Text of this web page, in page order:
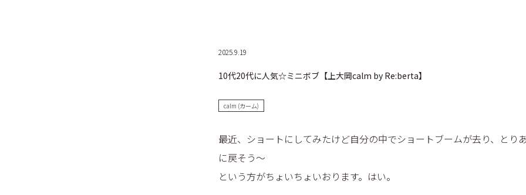
2025.9.19
10代20代に人気☆ミニボブ【上大岡calm by Re:berta】
calm (カーム)
最近、ショートにしてみたけど自分の中でショートブームが去り、とり
に戻そう～
という方がちょいちょいおります。はい。